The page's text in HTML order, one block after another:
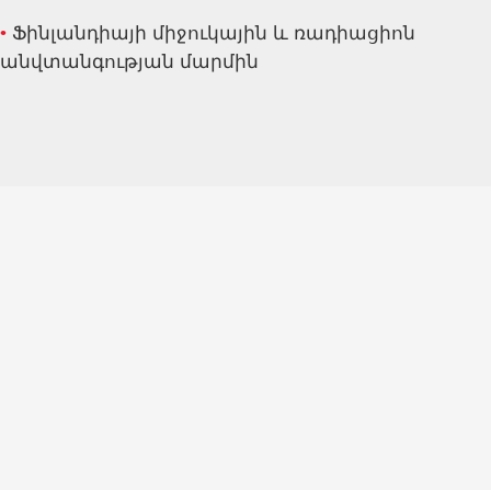
• Ֆինլանդիայի միջուկային և ռադիացիոն
անվտանգության մարմին